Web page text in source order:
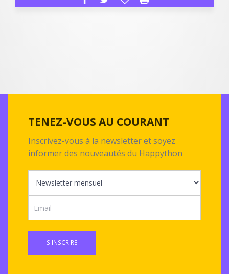
TENEZ-VOUS AU COURANT
Inscrivez-vous à la newsletter et soyez
informer des nouveautés du Happython
S'INSCRIRE